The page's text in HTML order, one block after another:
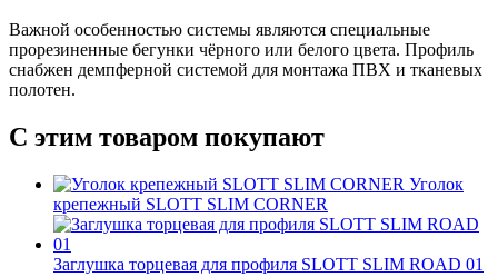
Важной особенностью системы являются специальные
прорезиненные бегунки чёрного или белого цвета. Профиль
снабжен демпферной системой для монтажа ПВХ и тканевых
полотен.
С этим товаром покупают
Уголок
крепежный SLOTT SLIM CORNER
Заглушка торцевая для профиля SLOTT SLIM ROAD 01